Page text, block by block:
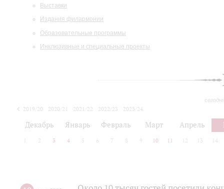
Выставки
Издания филармонии
Образовательные программы
Инклюзивные и специальные проекты
2019/20 2020/21 2021/22 2022/23
2023/24
Декабрь Январь Февраль Март Апрель
2 3 4 5 6 7 8 9 10 11 12 13 14